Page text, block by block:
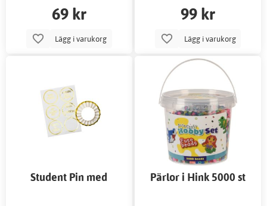
69 kr
Lägg i varukorg
99 kr
Lägg i varukorg
Student Pin med
Pärlor i Hink 5000 st